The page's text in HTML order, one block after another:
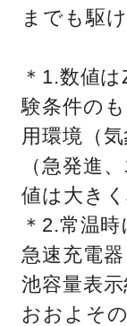
までも駆
＊1.数値
験条件の
用環境（
（急発進
値は大き
＊2.常温
急速充電
池容量表
おおよそ